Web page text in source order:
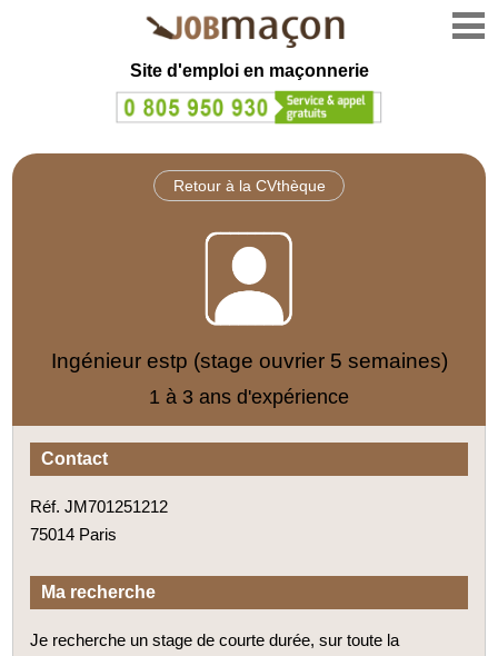
Site d'emploi en maçonnerie
Retour à la CVthèque
Ingénieur estp (stage ouvrier 5 semaines)
1 à 3 ans d'expérience
Contact
Réf. JM701251212
75014 Paris
Ma recherche
Je recherche un stage de courte durée, sur toute la